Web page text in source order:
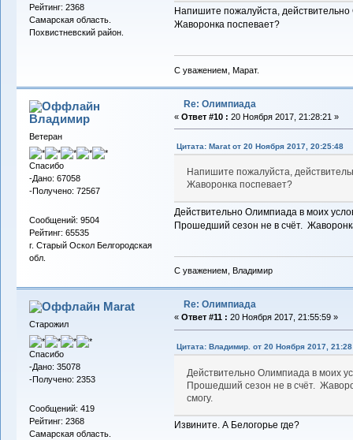
Рейтинг: 2368
Самарская область.
Похвистневский район.
Напишите пожалуйста,
Жаворонка поспевает?
С уважением, Марат.
Владимиp
Ветеран
Спасибо
-Дано: 67058
-Получено: 72567
Сообщений: 9504
Рейтинг: 65535
г. Старый Оскол Белгородская
обл.
Re: Олимпиада
« Ответ #10 : 20 Ноября 2017, 21:28:21 »
Цитата: Marat от 20 Ноября 2017, 20:25:48
Напишите пожалуйста,
Жаворонка поспевает?
Действительно Олимпиада в моих
Прошедший сезон не в счёт.
С уважением, Владимир
Marat
Старожил
Спасибо
-Дано: 35078
-Получено: 2353
Сообщений: 419
Рейтинг: 2368
Самарская область.
Re: Олимпиада
« Ответ #11 : 20 Ноября 2017, 21:55:59 »
Цитата: Владимир. от 20 Ноября 2017,
Действительно Олимпиада в моих
Прошедший сезон не в счёт.
смогу.
Извините. А Белогорье где?